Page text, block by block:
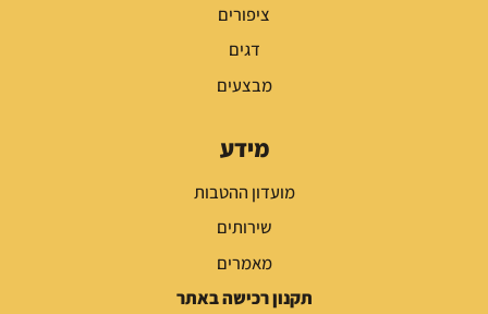
ציפורים
דגים
מבצעים
מידע
מועדון ההטבות
שירותים
מאמרים
תקנון רכישה באתר